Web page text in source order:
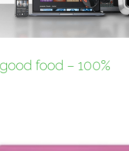
food – 100%